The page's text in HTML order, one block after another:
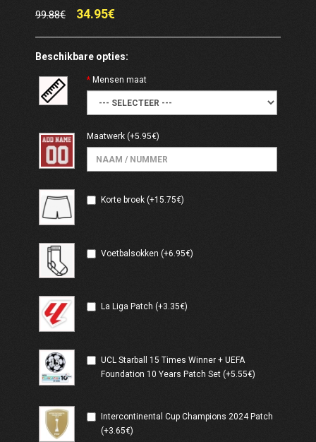
99.88€ 34.95€
Beschikbare opties:
Mensen maat
Maatwerk(+5.95€)
Korte broek (+15.75€)
Voetbalsokken (+6.95€)
La Liga Patch (+3.35€)
UCL Starball 15 Times Winner + UEFA
Foundation 10 Years Patch Set (+5.55€)
Intercontinental Cup Champions 2024 Patch
(+3.65€)